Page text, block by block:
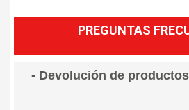
PREGUNTAS
- Devolución de productos